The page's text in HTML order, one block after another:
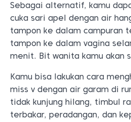
Sebagai alternatif, kamu
cuka sari apel dengan air
tampon ke dalam campuran
tampon ke dalam vagina
menit. Bit wanita kamu akan
Kamu bisa lakukan cara
miss v dengan air garam di
tidak kunjung hilang, timbul
terbakar, peradangan, dan